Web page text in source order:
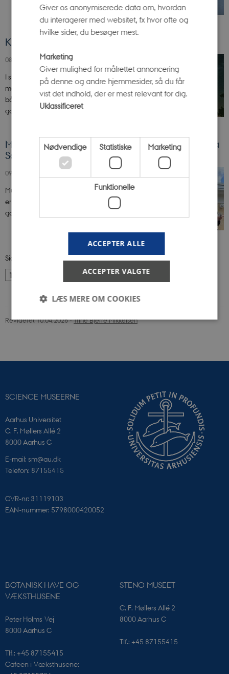
Kig op! Endelig er de lyse nætter forbi
08. august 2024
I skrivende stund slutter de lyse nætter, så det er
med at komme ud og se på stjerner. Og man kan
både opleve en stjerneskudssværm og
gasplaneter.
Meteoritter fra det indre Solsystem er landet på
Science Museerne
09. juli 2024
Museumsinspektør og astronom Ole Eggers Bjælde
er en glad mand. Han har fået en meget gammel
gave i form af to meteoritter.
Side 1 af 7
1
Næste
Revideret 10.04.2026-Trine Bjerre Mikkelsen
SCIENCE MUSEERNE
Aarhus Universitet
C. F. Møllers Allé 2
8000 Aarhus C
E-mail: sm@au.dk
Telefon: 87155415
CVR-nr: 31119103
EAN-nummer: 5798000420052
BOTANISK HAVE OG
VÆKSTHUSENE
Peter Holms Vej
8000 Aarhus C
Tlf.: +45 87155415
Cafeen i Væksthusene:
STENO MUSEET
C. F. Møllers Allé 2
8000 Aarhus C
Tlf.: +45 87155415
Giver os anonymiserede data om, hvordan
du interagerer med websitet, fx hvor ofte og
hvilke sider, du besøger mest.
Marketing
Giver mulighed for målrettet annoncering
på denne og andre hjemmesider, så du får
vist det indhold, der er mest relevant for dig.
Uklassificeret
Nødvendige Statistiske Marketing
Funktionelle
ACCEPTER ALLE
ACCEPTER VALGTE
LÆS MERE OM COOKIES
grundlæggende funktioner som navigation mm.
Hjemmesiden kan ikke fungerer uden disse cookies.
Udbyder / Domæne
CookieScriptConsent
CookieScript
sciencemuseerne.dk